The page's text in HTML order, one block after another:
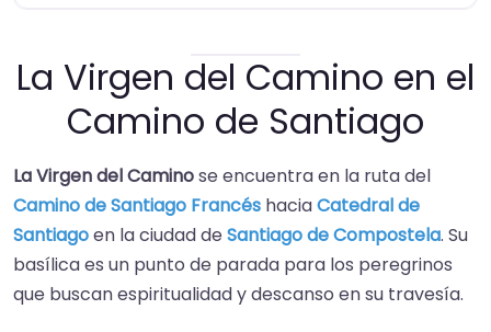
La Virgen del Camino en el
Camino de Santiago
La Virgen del Caminose encuentra en la ruta del
Camino de Santiago Francés haciaCatedral de
Santiagoen la ciudad de Santiago de Compostela. Su
basílica es un punto de parada para los peregrinos
que buscan espiritualidad y descanso en su travesía.